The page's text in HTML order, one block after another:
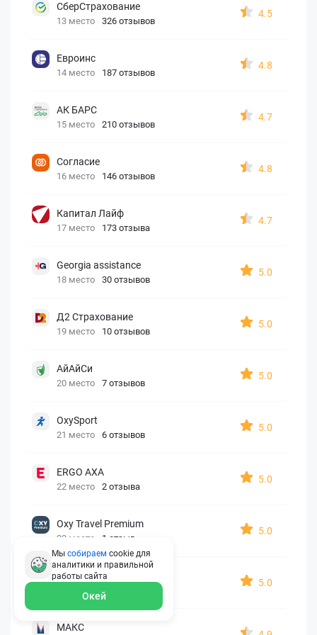
СберСтрахование
13 место 326 отзывов
4.5
Евроинс
14 место 187 отзывов
4.8
АК БАРС
15 место 210 отзывов
4.7
Согласие
16 место 146 отзывов
4.8
Капитал Лайф
17 место 173 отзыва
4.7
Georgia assistance
18 место 30 отзывов
5.0
Д2 Страхование
19 место 10 отзывов
5.0
АйАйСи
20 место 7 отзывов
5.0
OxySport
21 место 6 отзывов
5.0
ERGO AXA
22 место 2 отзыва
5.0
Oxy Travel Premium
23 место 1 отзыв
5.0
УралСиб
1 отзыв
5.0
МАКС
Мы собираем cookie для
аналитики и правильной
работы сайта
Окей